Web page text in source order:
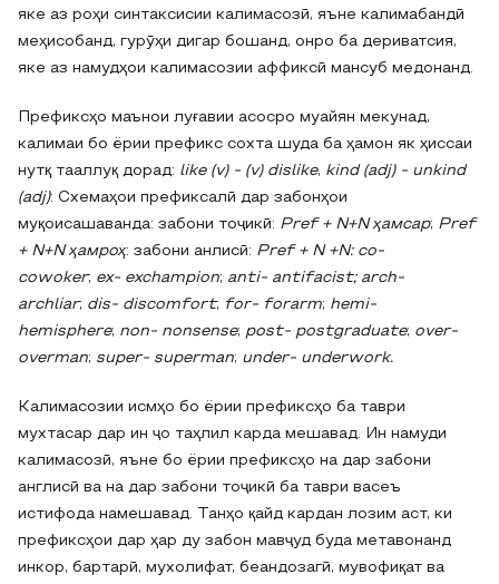
яке аз роҳи синтаксисии калимасозӣ, яъне калимабандӣ
меҳисобанд, гурӯҳи дигар бошанд, онро ба дериватсия,
яке аз намудҳои калимасозии аффиксӣ мансуб медонанд.
Префиксҳо маънои луғавии асосро муайян мекунад,
калимаи бо ёрии префикс сохта шуда ба ҳамон як ҳиссаи
нутқ тааллуқ дорад: like (v) - (v) dislike, kind (adj) - unkind
(adj): Схемаҳои префиксалӣ дар забонҳои
муқоисашаванда: забони тоҷикӣ: Pref + N+N ҳамсар; Pref
+ N+N ҳамроҳ: забони анлисӣ: Pref + N +N: co-
cowoker; ex- exchampion; anti- antifacist; arch-
archliar; dis- discomfort; for- forarm; hemi-
hemisphere; non- nonsense; post- postgraduate; over-
overman; super- superman; under- underwork.
Калимасозии исмҳо бо ёрии префиксҳо ба таври
мухтасар дар ин ҷо таҳлил карда мешавад. Ин намуди
калимасозӣ, яъне бо ёрии префиксҳо на дар забони
англисӣ ва на дар забони тоҷикӣ ба таври васеъ
истифода намешавад. Танҳо қайд кардан лозим аст, ки
префиксҳои дар ҳар ду забон мавҷуд буда метавонанд
инкор, бартарӣ, мухолифат, беандозагӣ, мувофиқат ва